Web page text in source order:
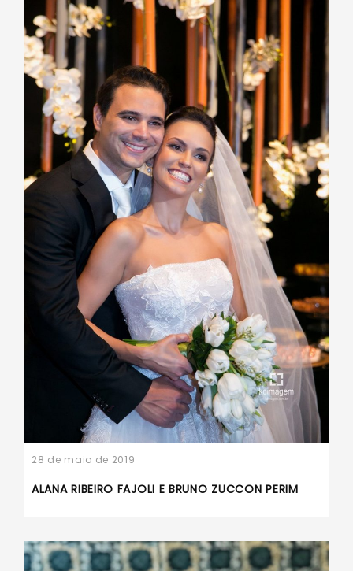
28 de maio de 2019
ALANA RIBEIRO FAJOLI E BRUNO ZUCCON PERIM